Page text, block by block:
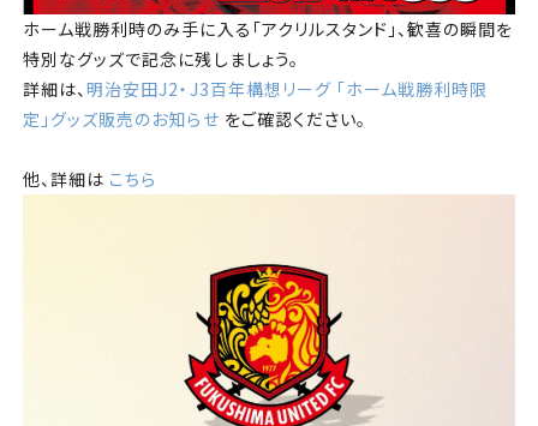
ホーム戦勝利時のみ手に入る「アクリルスタンド」、歓喜の瞬間を
特別なグッズで記念に残しましょう。
詳細は、明治安田J2・J3百年構想リーグ 「ホーム戦勝利時限
定」グッズ販売のお知らせ をご確認ください。
他、詳細は こちら